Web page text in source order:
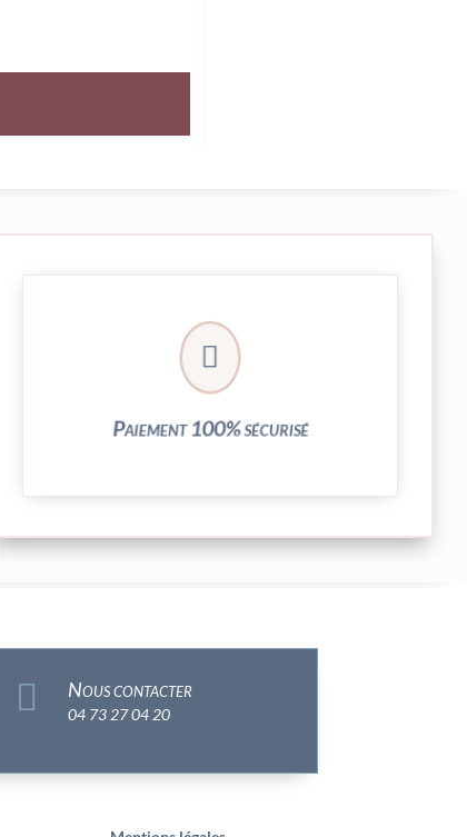

Paiement 100% sécurisé
Vos transactions par carte bancaire sont
entièrement sécurisées grâce au système
crypté de notre partenaire PayPlug.
 Nous contacter
04 73 27 04 20